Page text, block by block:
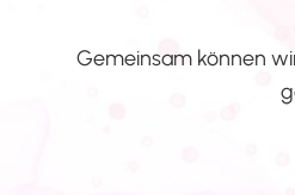
Gemeinsam können